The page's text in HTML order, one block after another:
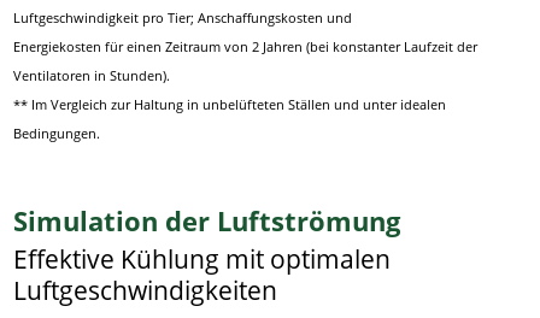
Luftgeschwindigkeit pro Tier;Anschaffungskosten und
Energiekosten für einen Zeitraum von 2 Jahren (bei konstanter Laufzeit der
Ventilatoren in Stunden).
** Im Vergleich zur Haltung in unbelüfteten Ställen und unter idealen
Bedingungen.
Simulation der Luftströmung
Effektive Kühlung mit optimalen
Luftgeschwindigkeiten